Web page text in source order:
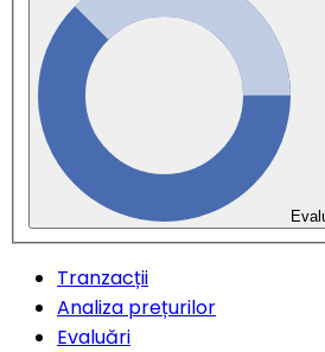
Tranzacții
Analiza prețurilor
Evaluări